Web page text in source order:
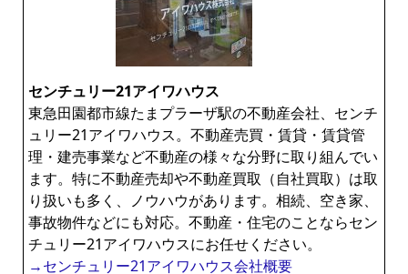
センチュリー21アイワハウス
東急田園都市線たまプラーザ駅の不動産会社、センチ
ュリー21アイワハウス。不動産売買・賃貸・賃貸管
理・建売事業など不動産の様々な分野に取り組んでい
ます。特に不動産売却や不動産買取（自社買取）は取
り扱いも多く、ノウハウがあります。相続、空き家、
事故物件などにも対応。不動産・住宅のことならセン
チュリー21アイワハウスにお任せください。
→センチュリー21アイワハウス会社概要